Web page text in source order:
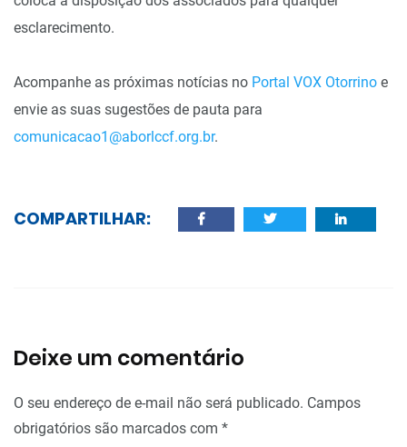
esclarecimento.
Acompanhe as próximas notícias no Portal VOX Otorrino e
envie as suas sugestões de pauta para
comunicacao1@aborlccf.org.br.
COMPARTILHAR:
Deixe um comentário
O seu endereço de e-mail não será publicado. Campos
obrigatórios são marcados com *